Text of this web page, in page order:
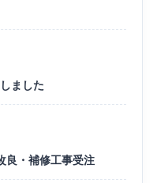
ました
良・補修工事受注